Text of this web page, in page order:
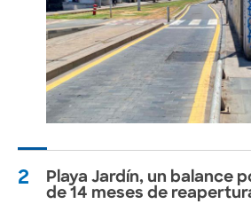
2
Playa Jardín, un balance
de 14 meses de